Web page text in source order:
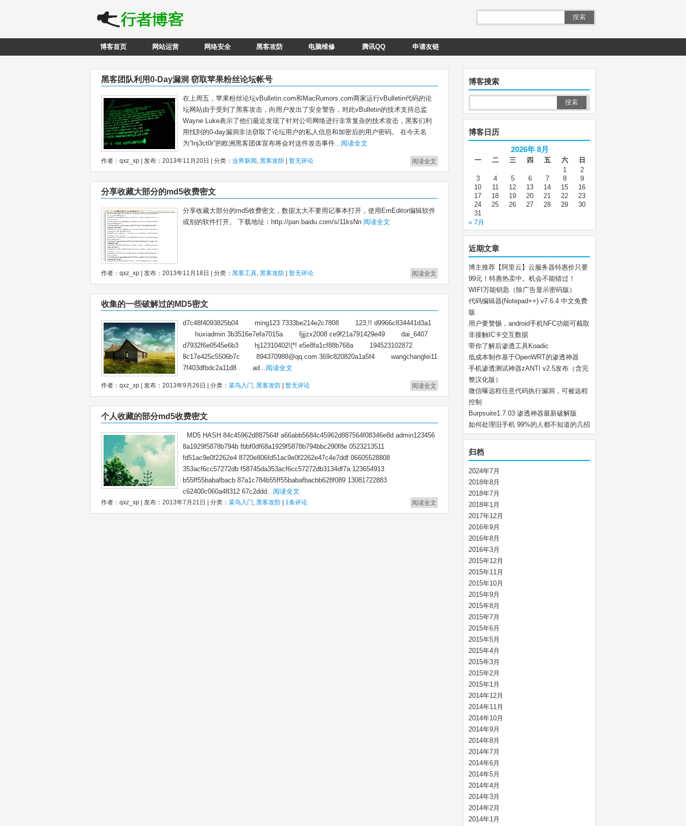
搜索
博客首页 网站运营 网络安全 黑客攻防 电脑维修 腾讯QQ 申请友链
黑客团队利用0-Day漏洞 窃取苹果粉丝论坛帐号
在上周五，苹果粉丝论坛vBulletin.com和MacRumors.com两家运行vBulletin代码的论
坛网站由于受到了黑客攻击，向用户发出了安全警告，对此vBulletin的技术支持总监
Wayne Luke表示了他们最近发现了针对公司网络进行非常复杂的技术攻击，黑客们利
用找到的0-day漏洞非法窃取了论坛用户的私人信息和加密后的用户密码。 在今天名
为“Inj3ct0r”的欧洲黑客团体宣布将会对这件攻击事件...阅读全文
作者：qxz_xp | 发布：2013年11月20日 | 分类： 业界新闻, 黑客攻防 暂无评论 阅读全文
分享收藏大部分的md5收费密文
分享收藏大部分的md5收费密文，数据太大不要用记事本打开，使用EmEditor编辑软件
或别的软件打开。 下载地址：http://pan.baidu.com/s/11ksNn 阅读全文
作者：qxz_xp | 发布：2013年11月18日 | 分类： 黑客工具, 黑客攻防 暂无评论 阅读全文
收集的一些破解过的MD5密文
d7c48f4093825b04 ming123 7333be214e2c7808 123,!! d9966c834441d3a1
huxiadmin 3b3516e7efa7015a fjjjzx2008 ce9f21a791429e49 dai_6407
d7932f6e0545e6b3 hj12310402!(*! e5e8fa1cf88b768a 194523102872
8c17e425c5506b7c 894370988@qq.com 369c820820a1a5f4 wangchanglei11
7f403dfbdc2a11d8 ad...阅读全文
作者：qxz_xp | 发布：2013年9月26日 | 分类： 菜鸟入门, 黑客攻防 暂无评论 阅读全文
个人收藏的部分md5收费密文
MD5 HASH 84c45962d887564f a66abb5684c45962d887564f08346e8d admin123456
8a1929f5878b794b fbbf0df68a1929f5878b794bbc290f8e 0523213511
fd51ac9e0f2262e4 8720e806fd51ac9e0f2262e47c4e7ddf 06605528808
353acf6cc57272db f58745da353acf6cc57272db3134df7a 123654913
b55ff55babafbacb 87a1c784b55ff55babafbacbb628f089 13081722883
c62400c060a48312 67c2ddd...阅读全文
作者：qxz_xp | 发布：2013年7月21日 | 分类： 菜鸟入门, 黑客攻防 1条评论 阅读全文
博客搜索
博客日历
2026年 8月
一 二 三 四 五 六
日
1
2
3
4 5 6 7 8
9
10
11 12 13 14 15
16
17
18 19 20 21 22
23
24
25 26 27 28 29
30
31
« 7月
近期文章
博主推荐【阿里云】云服务器特惠价只要
99元！特惠热卖中。机会不能错过！
WIFI万能钥匙（除广告显示密码版）
代码编辑器(Notepad++) v7.6.4 中文免费
版
用户要警惕，android手机NFC功能可截取
非接触IC卡交互数据
带你了解后渗透工具Koadic
低成本制作基于OpenWRT的渗透神器
手机渗透测试神器zANTI v2.5发布（含完
整汉化版）
微信曝远程任意代码执行漏洞，可被远程
控制
Burpsuite1.7.03 渗透神器最新破解版
如何处理旧手机 99%的人都不知道的几招
归档
2024年7月
2018年8月
2018年7月
2018年1月
2017年12月
2016年9月
2016年8月
2016年3月
2015年12月
2015年11月
2015年10月
2015年9月
2015年8月
2015年7月
2015年6月
2015年5月
2015年4月
2015年3月
2015年2月
2015年1月
2014年12月
2014年11月
2014年10月
2014年9月
2014年8月
2014年7月
2014年6月
2014年5月
2014年4月
2014年3月
2014年2月
2014年1月